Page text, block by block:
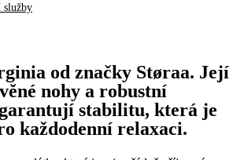
služby
od značky Støraa. Její
nohy a robustní
stabilitu, která je
každodenní relaxaci.